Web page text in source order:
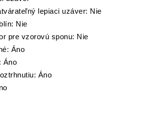
lepiaci uzáver: Nie
Nie
pre vzorovú sponu: Nie
Áno
Áno
Áno